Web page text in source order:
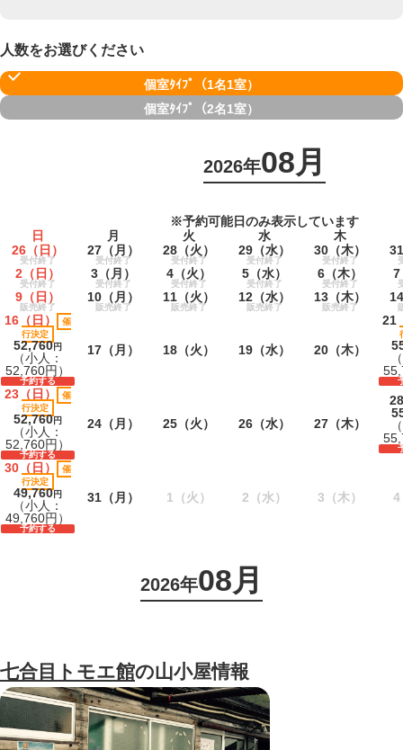
人数をお選びください
個室ﾀｲﾌﾟ（1名1室）
個室ﾀｲﾌﾟ（2名1室）
2026年08月
※予約可能日のみ表示しています
日
月 火 水
木
26 （日）
受付終了
27 （月）
受付終了
28 （火）
受付終了
29 （水）
受付終了
30 （木）
受付終了
31
2 （日）
受付終了
3 （月）
受付終了
4 （火）
受付終了
5 （水）
受付終了
6 （木）
受付終了
7
9 （日）
販売終了
10 （月）
販売終了
11 （火）
販売終了
12 （水）
販売終了
13 （木）
販売終了
14
16 （日）
催
行決定
52,760円
（小人：
52,760円）
予約する
17 （月） 18 （火） 19 （水） 20 （木）
21
23 （日）
催
行決定
52,760円
（小人：
52,760円）
予約する
24 （月） 25 （火） 26 （水） 27 （木）
28
30 （日）
催
行決定
49,760円
（小人：
49,760円）
予約する
31 （月） 1 （火） 2 （水） 3 （木） 4
2026年08月
七合目トモエ館の山小屋情報